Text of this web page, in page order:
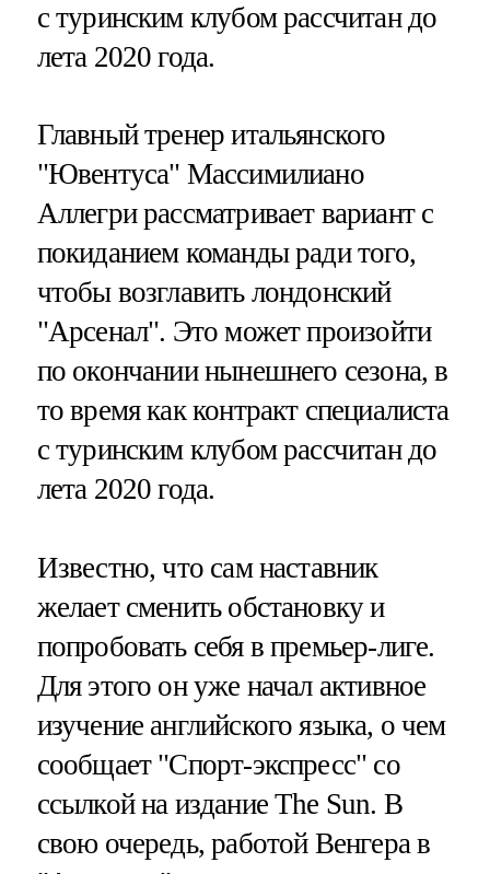
с туринским клубом рассчитан до
лета 2020 года.
Главный тренер итальянского
"Ювентуса" Массимилиано
Аллегри рассматривает вариант с
покиданием команды ради того,
чтобы возглавить лондонский
"Арсенал". Это может произойти
по окончании нынешнего сезона, в
то время как контракт специалиста
с туринским клубом рассчитан до
лета 2020 года.
Известно, что сам наставник
желает сменить обстановку и
попробовать себя в премьер-лиге.
Для этого он уже начал активное
изучение английского языка, о чем
сообщает "Спорт-экспресс" со
ссылкой на издание The Sun. В
свою очередь, работой Венгера в